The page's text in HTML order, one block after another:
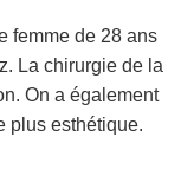
femme de 28 ans
La chirurgie de la
On a également
plus esthétique.